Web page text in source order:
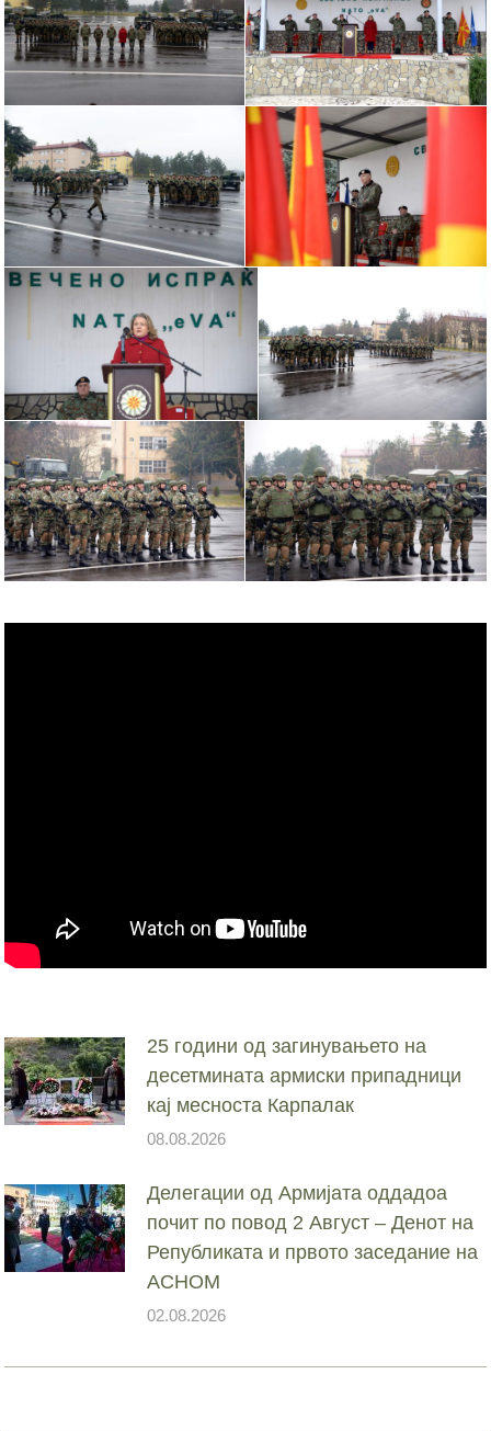
25 години од загинувањето на
десетмината армиски припадници
кај месноста Карпалак
08.08.2026
Делегации од Армијата оддадоа
почит по повод 2 Август – Денот на
Републиката и првото заседание на
АСНОМ
02.08.2026